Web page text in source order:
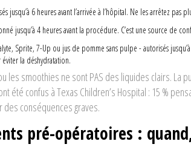
jusqu’à 6 heures avant l’arrivée à l’hôpital. Ne les arrêtez pas
jusqu’à 4 heures avant la procédure. C’est une source de
Sprite, 7-Up ou jus de pomme sans pulpe - autorisés
la déshydratation.
les smoothies ne sont PAS des liquides clairs. La
été confus à Texas Children’s Hospital : 15 %
conséquences graves.
pré-opératoires :